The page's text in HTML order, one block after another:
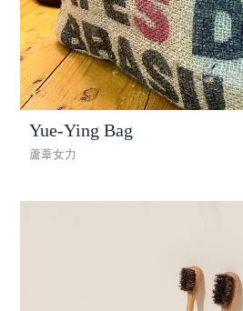
Yue-Ying Bag
蘆葦女力